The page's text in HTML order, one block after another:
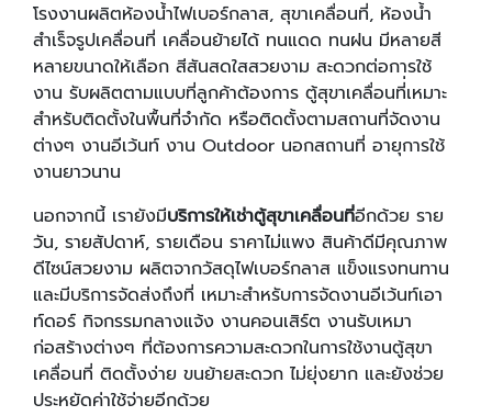
โรงงานผลิตห้องน้ำไฟเบอร์กลาส, สุขาเคลื่อนที่, ห้องน้ำ
สำเร็จรูปเคลื่อนที่ เคลื่อนย้ายได้ ทนแดด ทนฝน มีหลายสี
หลายขนาดให้เลือก สีสันสดใสสวยงาม สะดวกต่อการใช้
งาน รับผลิตตามแบบที่ลูกค้าต้องการ ตู้สุขาเคลื่อนที่่เหมาะ
สำหรับติดตั้งในพื้นที่จำกัด หรือติดตั้งตามสถานที่จัดงาน
ต่างๆ งานอีเว้นท์ งาน Outdoor นอกสถานที่ อายุการใช้
งานยาวนาน
นอกจากนี้ เรายังมีบริการให้เช่าตู้สุขาเคลื่อนที่อีกด้วย ราย
วัน, รายสัปดาห์, รายเดือน ราคาไม่แพง สินค้าดีมีคุณภาพ
ดีไซน์สวยงาม ผลิตจากวัสดุไฟเบอร์กลาส แข็งแรงทนทาน
และมีบริการจัดส่งถึงที่ เหมาะสำหรับการจัดงานอีเว้นท์เอา
ท์ดอร์ กิจกรรมกลางแจ้ง งานคอนเสิร์ต งานรับเหมา
ก่อสร้างต่างๆ ที่ต้องการความสะดวกในการใช้งานตู้สุขา
เคลื่อนที่ ติดตั้งง่าย ขนย้ายสะดวก ไม่ยุ่งยาก และยังช่วย
ประหยัดค่าใช้จ่ายอีกด้วย